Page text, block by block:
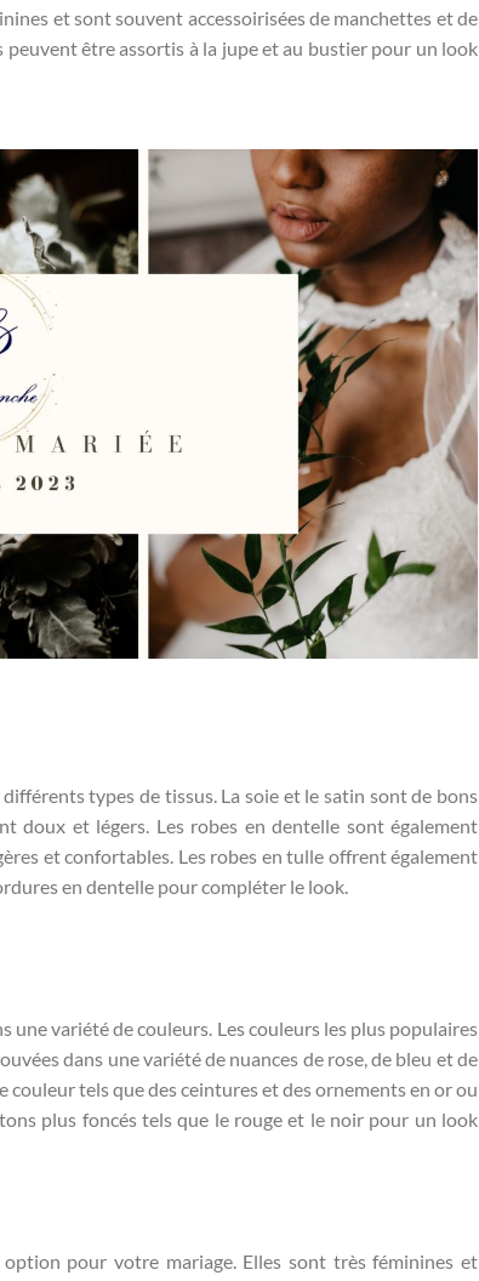
et sont souvent accessoirisées de manchettes et de
être assortis à la jupe et au bustier pour un look
types de tissus. La soie et le satin sont de bons
doux et légers. Les robes en dentelle sont également
et confortables. Les robes en tulle offrent également
en dentelle pour compléter le look.
variété de couleurs. Les couleurs les plus populaires
dans une variété de nuances de rose, de bleu et de
couleur tels que des ceintures et des ornements en or ou
plus foncés tels que le rouge et le noir pour un look
pour votre mariage. Elles sont très féminines et